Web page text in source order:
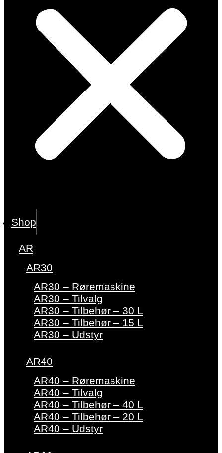
Shop
AR
AR30
AR30 – Røremaskine
AR30 – Tilvalg
AR30 – Tilbehør – 30 L
AR30 – Tilbehør – 15 L
AR30 – Udstyr
AR40
AR40 – Røremaskine
AR40 – Tilvalg
AR40 – Tilbehør – 40 L
AR40 – Tilbehør – 20 L
AR40 – Udstyr